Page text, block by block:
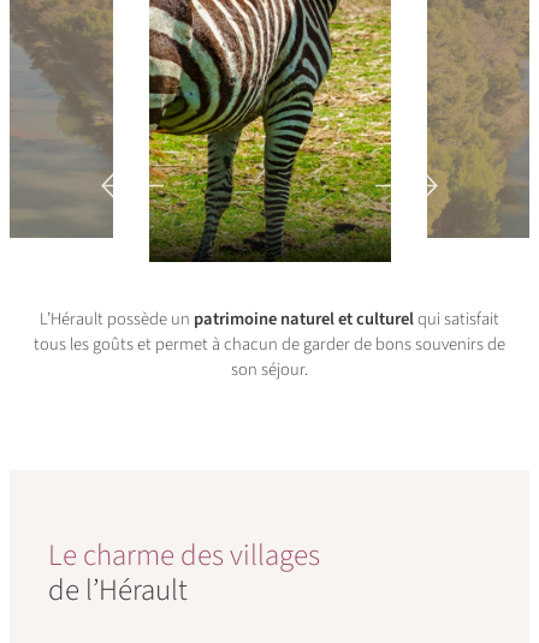
L’Hérault possède un patrimoine naturel et culturelqui satisfait
tous les goûts et permet à chacun de garder de bons souvenirs de
son séjour.
Le charme des villages
de l’Hérault